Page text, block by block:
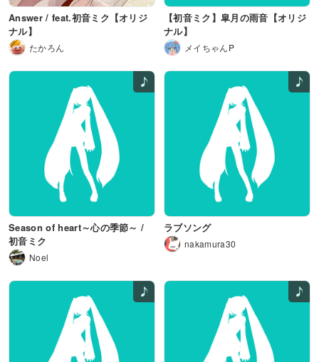
Answer / feat.初音ミク【オリジ
ナル】
たかろん
【初音ミク】皐月の雨音【オリジ
ナル】
メイちゃんP
Season of heart～心の季節～ /
初音ミク
Noel
ラブソング
nakamura30